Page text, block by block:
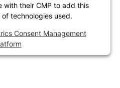
with their CMP to add this
technologies used.
Consent Management